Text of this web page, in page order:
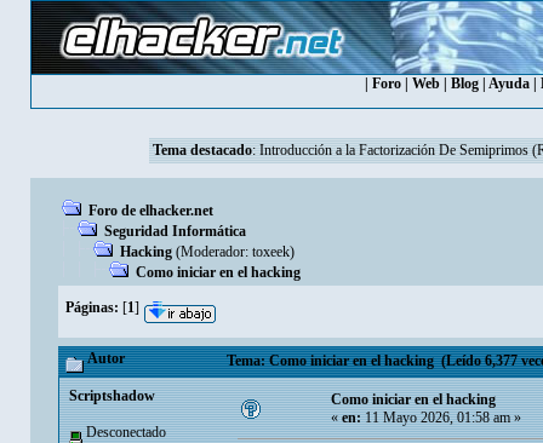
Foro Web Blog Ayuda
Tema destacado: Introducción a la Factorización De Semiprimos
Foro de elhacker.net
Seguridad Informática
Hacking (Moderador: toxeek)
Como iniciar en el hacking
Páginas: [1]
Autor Tema: Como iniciar en el hacking (Leído 6,377
Scriptshadow
Desconectado
Como iniciar en el hacking
«en:11 Mayo 2026, 01:58 am »